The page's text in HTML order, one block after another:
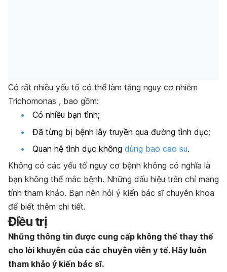
Có rất nhiều yếu tố có thể làm tăng nguy cơ nhiễm
Trichomonas , bao gồm:
Có nhiều bạn tình;
Đã từng bị bệnh lây truyền qua đường tình dục;
Quan hệ tình dục không dùng bao cao su.
Không có các yếu tố nguy cơ bệnh không có nghĩa là
bạn không thể mắc bệnh. Những dấu hiệu trên chỉ mang
tính tham khảo. Bạn nên hỏi ý kiến bác sĩ chuyên khoa
để biết thêm chi tiết.
Điều trị
Những thông tin được cung cấp không thể thay thế
cho lời khuyên của các chuyên viên y tế. Hãy luôn
tham khảo ý kiến bác sĩ.